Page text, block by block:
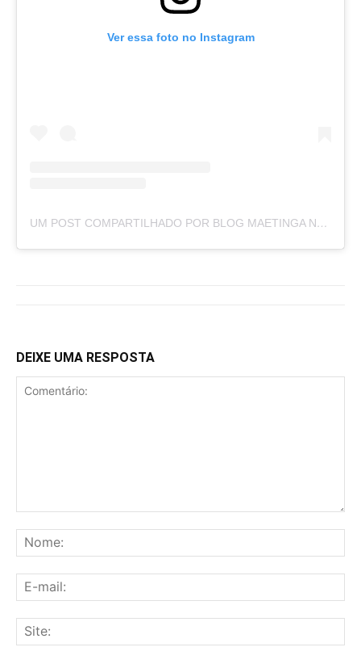
Ver essa foto no Instagram
UM POST COMPARTILHADO POR BLOG MAETINGA NOTÍCIAS (@BLOGMAETINGANOTICIAS)
DEIXE UMA RESPOSTA